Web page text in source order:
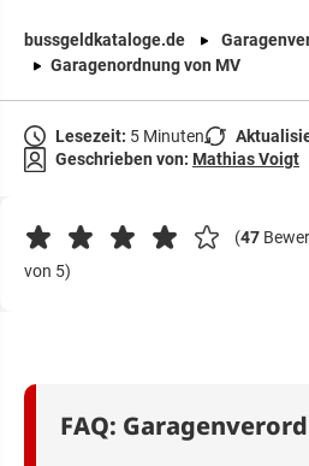
bussgeldkataloge.de
Garagenordnung von MV
Lesezeit: 5 Minuten
Geschrieben von: Mathias Voigt
(47
von 5)
FAQ: